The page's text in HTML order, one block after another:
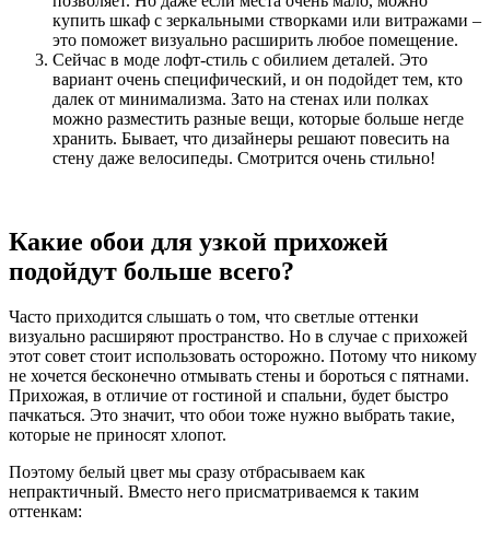
купить шкаф с зеркальными створками или витражами –
это поможет визуально расширить любое помещение.
Сейчас в моде лофт-стиль с обилием деталей. Это
вариант очень специфический, и он подойдет тем, кто
далек от минимализма. Зато на стенах или полках
можно разместить разные вещи, которые больше негде
хранить. Бывает, что дизайнеры решают повесить на
стену даже велосипеды. Смотрится очень стильно!
Какие обои для узкой прихожей
подойдут больше всего?
Часто приходится слышать о том, что светлые оттенки
визуально расширяют пространство. Но в случае с прихожей
этот совет стоит использовать осторожно. Потому что никому
не хочется бесконечно отмывать стены и бороться с пятнами.
Прихожая, в отличие от гостиной и спальни, будет быстро
пачкаться. Это значит, что обои тоже нужно выбрать такие,
которые не приносят хлопот.
Поэтому белый цвет мы сразу отбрасываем как
непрактичный. Вместо него присматриваемся к таким
оттенкам: